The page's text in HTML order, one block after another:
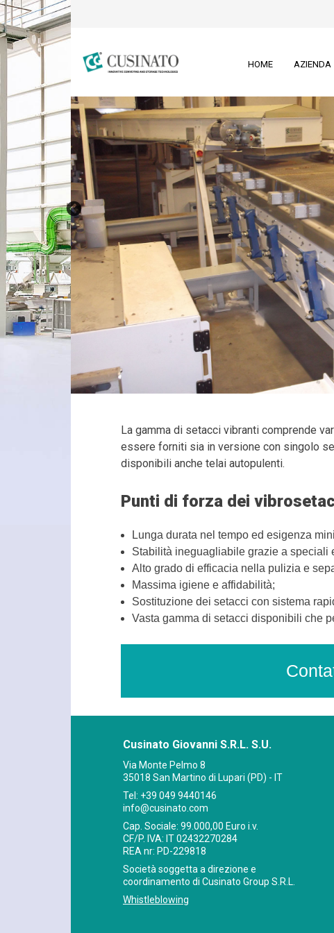
HOME AZIENDA
La gamma di setacci vibranti comprende
essere forniti sia in versione con singolo
disponibili anche telai autopulenti.
Punti di forza dei
Lunga durata nel tempo ed esigenza
Stabilità ineguagliabile grazie a speciali
Alto grado di efficacia nella pulizia e
Massima igiene e affidabilità;
Sostituzione dei setacci con sistema
Vasta gamma di setacci disponibili che
Cusinato Giovanni S.R.L. S.U.
Via Monte Pelmo 8
35018 San Martino di Lupari (PD) - IT
Tel: +39 049 9440146
info@cusinato.com
Cap. Sociale: 99.000,00 Euro i.v.
CF/P. IVA: IT 02432270284
REA nr: PD-229818
Società soggetta a direzione e
coordinamento di Cusinato Group S.R.L.
Whistleblowing